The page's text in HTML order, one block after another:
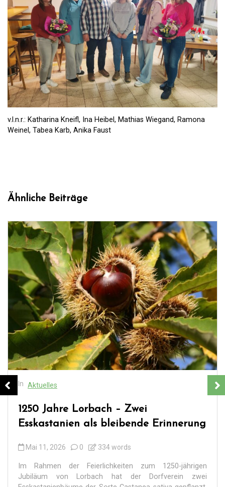
v.l.n.r.: Katharina Kneifl, Ina Heibel, Mathias Wiegand, Ramona
Weinel, Tabea Karb, Anika Faust
Ähnliche Beiträge
In Aktuelles
1250 Jahre Lorbach – Zwei
Esskastanien als bleibende Erinnerung
Mai 11, 2026 0 334 words
Im Rahmen der Feierlichkeiten zum 1250-jährigen
Jubiläum von Lorbach hat der Dorfverein zwei